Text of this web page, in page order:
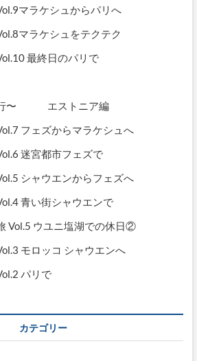
マラケシュからパリへ
マラケシュをテクテク
最終日のパリで
行〜 エストニア編
フェズからマラケシュへ
迷宮都市フェズで
シャウエンからフェズへ
青い街シャウエンで
Vol.5 ウユニ塩湖での休日②
モロッコ シャウエンへ
パリで
カテゴリー